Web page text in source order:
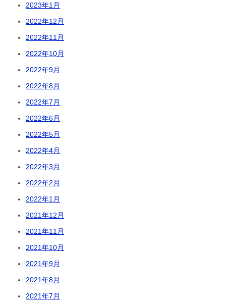
2023年1月
2022年12月
2022年11月
2022年10月
2022年9月
2022年8月
2022年7月
2022年6月
2022年5月
2022年4月
2022年3月
2022年2月
2022年1月
2021年12月
2021年11月
2021年10月
2021年9月
2021年8月
2021年7月